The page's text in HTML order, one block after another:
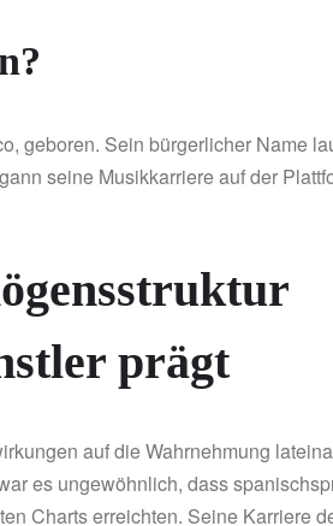
geboren. Sein bürgerlicher Name
seine Musikkarriere auf der
prägt
auf die Wahrnehmung
es ungewöhnlich, dass
Charts erreichten. Seine Karriere